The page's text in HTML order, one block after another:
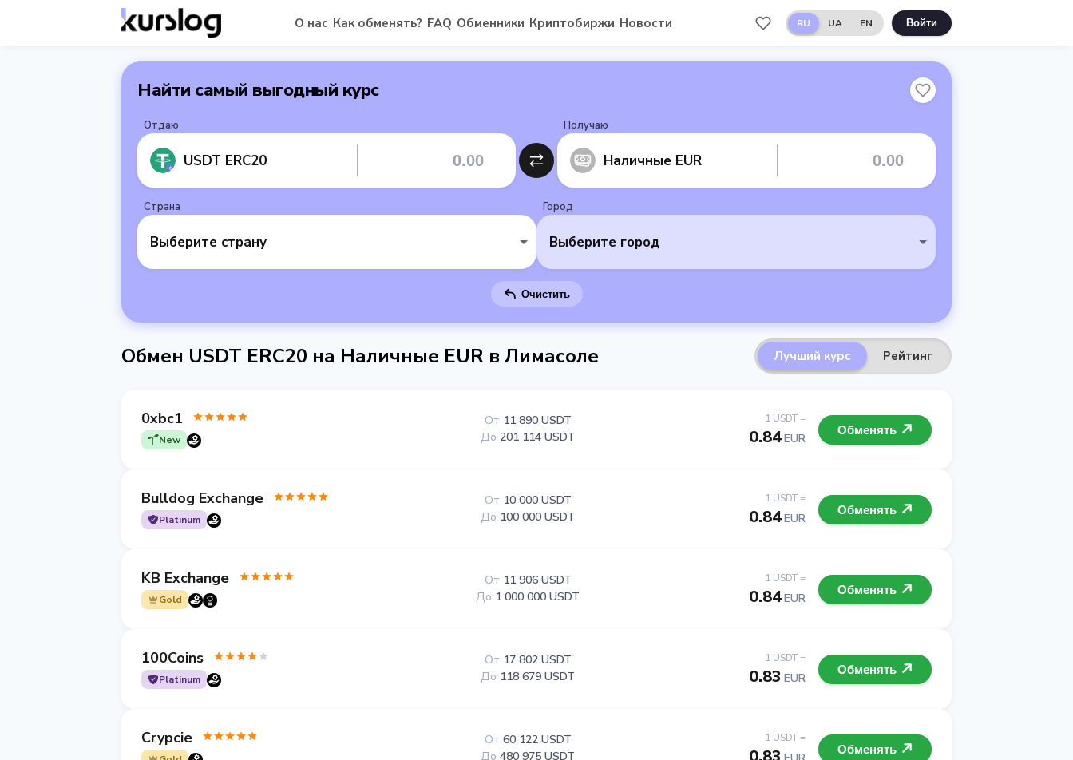
О нас Как обменять? FAQ Обменники Криптобиржи Новости RU UA EN Войти
Найти самый выгодный курс
Отдаю
USDT ERC20
Получаю
Наличные EUR
Страна
Выберите страну
Город
Выберите город
Очистить
Обмен USDT ERC20 на Наличные EUR в Лимасоле Лучший курс Рейтинг
0xbc1
New
1 USDT =
0.84EUR
От 11 890 USDT
До 201 114 USDT Обменять
Bulldog Exchange
Platinum
1 USDT =
0.84EUR
От 10 000 USDT
До 100 000 USDT Обменять
KB Exchange
Gold
1 USDT =
0.84EUR
От 11 906 USDT
До 1 000 000 USDT Обменять
100Coins
Platinum
1 USDT =
0.83 EUR
От 17 802 USDT
До 118 679 USDT Обменять
Crypcie 1 USDT =
От 60 122 USDT
До 480 975 USDT Обменять